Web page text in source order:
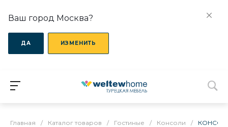
Ваш город Москва?
ДА ИЗМЕНИТЬ
Главная / Каталог товаров / Гостиные / Консоли / КОНСОЛЬ